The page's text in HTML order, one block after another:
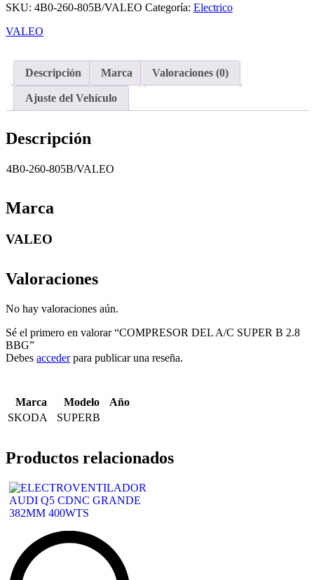
B
BBG
to
SKU: 4B0-260-805B/VALEO Categoría: Electrico
VALEO
Descripción Marca Valoraciones (0)
Ajuste del Vehículo
Descripción
4B0-260-805B/VALEO
Marca
VALEO
Valoraciones
No hay valoraciones aún.
Sé el primero en valorar “COMPRESOR DEL A/C SUPER B 2.8
BBG”
Debes accederpara publicar una reseña.
Marca Modelo
Año
SKODA
SUPERB
Productos relacionados